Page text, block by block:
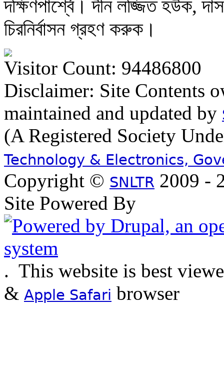
দক্ষিণপার্শ্বে। দীন লজ্জিত হউক,
চিরনির্বাসন গ্রহণ করুক।
Visitor Count: 94486800
Disclaimer: Site Contents
maintained and updated by
(A Registered Society
Technology & Electronics,
Copyright © SNLTR 2009 -
Site Powered By
. This website is best
& Apple Safari browser